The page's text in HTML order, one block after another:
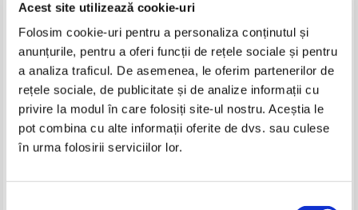
Acest site utilizează cookie-uri
Folosim cookie-uri pentru a personaliza conținutul și
anunțurile, pentru a oferi funcții de rețele sociale și pentru
a analiza traficul. De asemenea, le oferim partenerilor de
rețele sociale, de publicitate și de analize informații cu
privire la modul în care folosiți site-ul nostru. Aceștia le
pot combina cu alte informații oferite de dvs. sau culese
în urma folosirii serviciilor lor.